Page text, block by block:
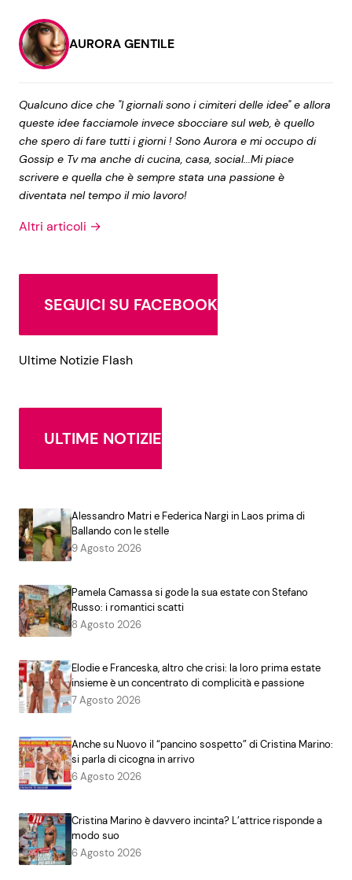
AURORA GENTILE
Qualcuno dice che "I giornali sono i cimiteri delle idee" e allora
queste idee facciamole invece sbocciare sul web, è quello
che spero di fare tutti i giorni ! Sono Aurora e mi occupo di
Gossip e Tv ma anche di cucina, casa, social...Mi piace
scrivere e quella che è sempre stata una passione è
diventata nel tempo il mio lavoro!
Altri articoli →
SEGUICI SU FACEBOOK
Ultime Notizie Flash
ULTIME NOTIZIE
Alessandro Matri e Federica Nargi in Laos prima di
Ballando con le stelle
9 Agosto 2026
Pamela Camassa si gode la sua estate con Stefano
Russo: i romantici scatti
8 Agosto 2026
Elodie e Franceska, altro che crisi: la loro prima estate
insieme è un concentrato di complicità e passione
7 Agosto 2026
Anche su Nuovo il “pancino sospetto” di Cristina Marino:
si parla di cicogna in arrivo
6 Agosto 2026
Cristina Marino è davvero incinta? L’attrice risponde a
modo suo
6 Agosto 2026